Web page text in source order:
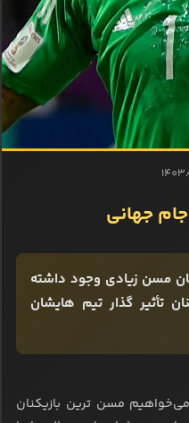
جهانی
مسن زیادی وجود داشته
تأثیر گذار تیم هایشان
مسن ترین بازیکنان